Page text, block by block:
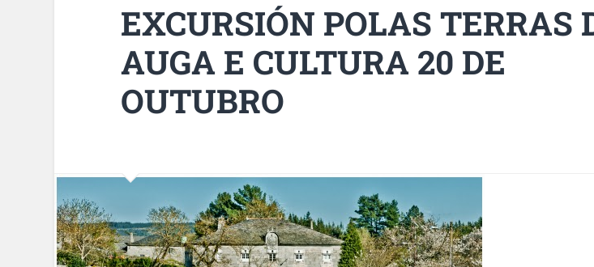
EXCURSIÓN POLAS TERRAS
AUGA E CULTURA 20 DE
OUTUBRO